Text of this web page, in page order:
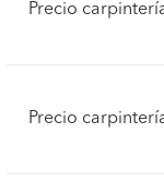
Precio
Precio